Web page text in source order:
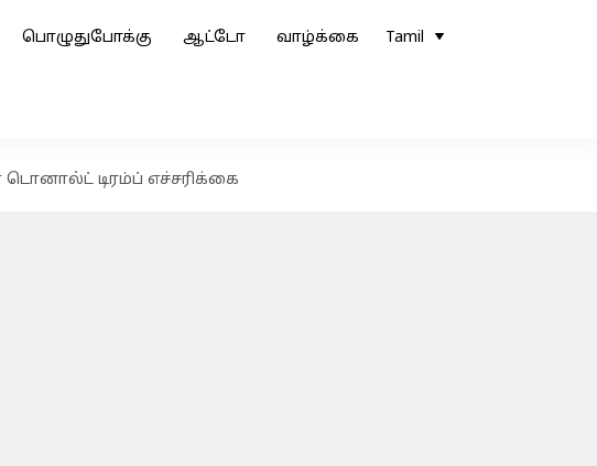
பொழுதுபோக்கு ஆட்டோ வாழ்க்கை Tamil
டிரம்ப் எச்சரிக்கை